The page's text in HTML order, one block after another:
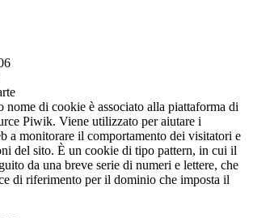
nome di cookie è associato alla piattaforma di
Piwik. Viene utilizzato per aiutare i
a monitorare il comportamento dei visitatori e
del sito. È un cookie di tipo pattern, in cui il
da una breve serie di numeri e lettere, che
di riferimento per il dominio che imposta il